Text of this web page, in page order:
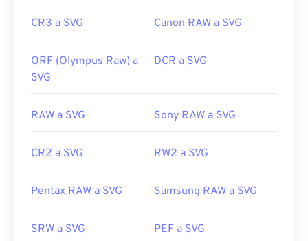
CR3 a SVG Canon RAW a SVG
ORF (Olympus Raw) a
SVG
DCR a SVG
RAW a SVG Sony RAW a SVG
CR2 a SVG RW2 a SVG
Pentax RAW a SVG Samsung RAW a SVG
SRW a SVG PEF a SVG